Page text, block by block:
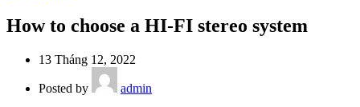
How to choose a HI-FI stereo system
13 Tháng 12, 2022
Posted by admin